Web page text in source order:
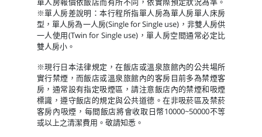
※單人房差說明：本行程所指單人房為單人房單人床房
型，單人房為一人房(Single for Single use)，非雙人房供
一人使用(Twin for Single use)，單人房空間通常必定比
雙人房小。
※現行日本法律規定，在飯店或溫泉旅館內的公共場所
實行禁煙，而飯店或溫泉旅館內的客房目前多為禁煙客
房，通常設有指定吸煙區，請注意飯店內的禁煙和吸煙
標識，遵守飯店的規定與公共道德。在非吸菸區及禁菸
客房內吸煙，每間飯店將會收取日幣10000~50000不等
或以上之清潔費用。敬請知悉。